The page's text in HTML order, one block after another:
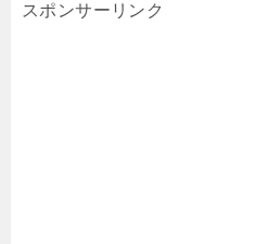
スポンサーリンク